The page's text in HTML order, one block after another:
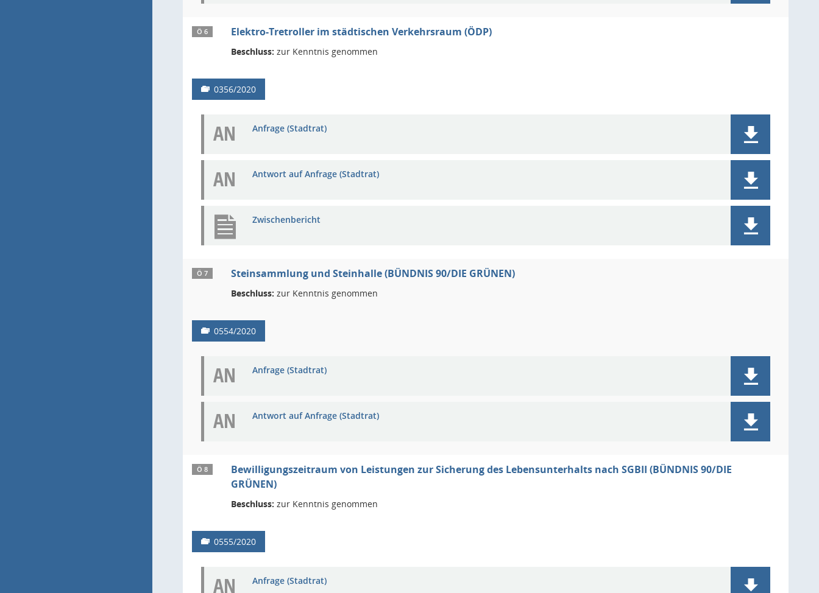
Ö 6 Elektro-Tretroller im städtischen Verkehrsraum (ÖDP)
Beschluss: zur Kenntnis genommen
0356/2020
AN Anfrage (Stadtrat)
AN Antwort auf Anfrage (Stadtrat)
Zwischenbericht
Ö 7 Steinsammlung und Steinhalle (BÜNDNIS 90/DIE GRÜNEN)
Beschluss: zur Kenntnis genommen
0554/2020
AN Anfrage (Stadtrat)
AN Antwort auf Anfrage (Stadtrat)
Ö 8
Bewilligungszeitraum von Leistungen zur Sicherung des Lebensunterhalts nach SGBII (BÜNDNIS 90/DIE
GRÜNEN)
Beschluss: zur Kenntnis genommen
0555/2020
AN Anfrage (Stadtrat)